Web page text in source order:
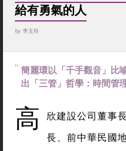
給有勇氣的人
by 李玉玲
簡麗環以「千手觀音」比
出「三管」哲學：時間管
高
欣建設公司董事
長、前中華民國